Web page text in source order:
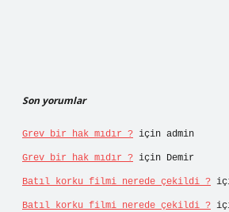
Son yorumlar
Grev bir hak mıdır ? için admin
Grev bir hak mıdır ? için Demir
Batıl korku filmi nerede çekildi ?
Batıl korku filmi nerede çekildi ?